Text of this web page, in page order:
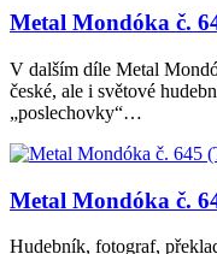
Metal Mondóka č.
V dalším díle Metal
české, ale i světové
„poslechovky“…
Metal Mondóka č.
Hudebník, fotograf,